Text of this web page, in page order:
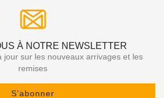
À NOTRE NEWSLETTER
jour sur les nouveaux arrivages et les
remises
S’abonner